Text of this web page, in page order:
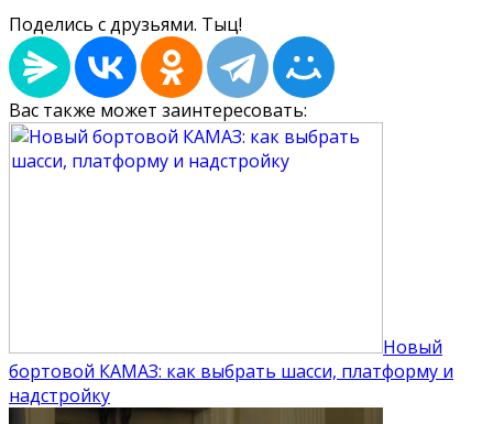
Поделись с друзьями. Тыц!
Вас также может заинтересовать:
Новый
бортовой КАМАЗ: как выбрать шасси, платформу и
надстройку